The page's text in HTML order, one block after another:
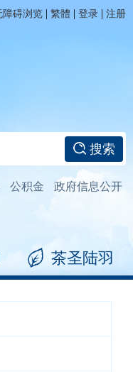
障碍浏览 | 繁體 | 登录 | 注册
搜索
公积金 政府信息公开
茶圣陆羽